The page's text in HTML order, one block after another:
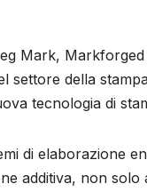
Mark,
settore della
tecnologia di
di elaborazione
additiva, non